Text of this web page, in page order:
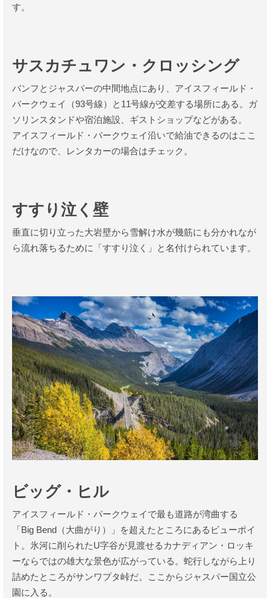
す。
サスカチュワン・クロッシング
バンフとジャスパーの中間地点にあり、アイスフィールド・
パークウェイ（93号線）と11号線が交差する場所にある。ガ
ソリンスタンドや宿泊施設、ギストショップなどがある。
アイスフィールド・パークウェイ沿いで給油できるのはここ
だけなので、レンタカーの場合はチェック。
すすり泣く壁
垂直に切り立った大岩壁から雪解け水が幾筋にも分かれなが
ら流れ落ちるために「すすり泣く」と名付けられています。
ビッグ・ヒル
アイスフィールド・パークウェイで最も道路が湾曲する
「Big Bend（大曲がり）」を超えたところにあるビューポイ
ト。氷河に削られたU字谷が見渡せるカナディアン・ロッキ
ーならではの雄大な景色が広がっている。蛇行しながら上り
詰めたところがサンワプタ峠だ。ここからジャスパー国立公
園に入る。